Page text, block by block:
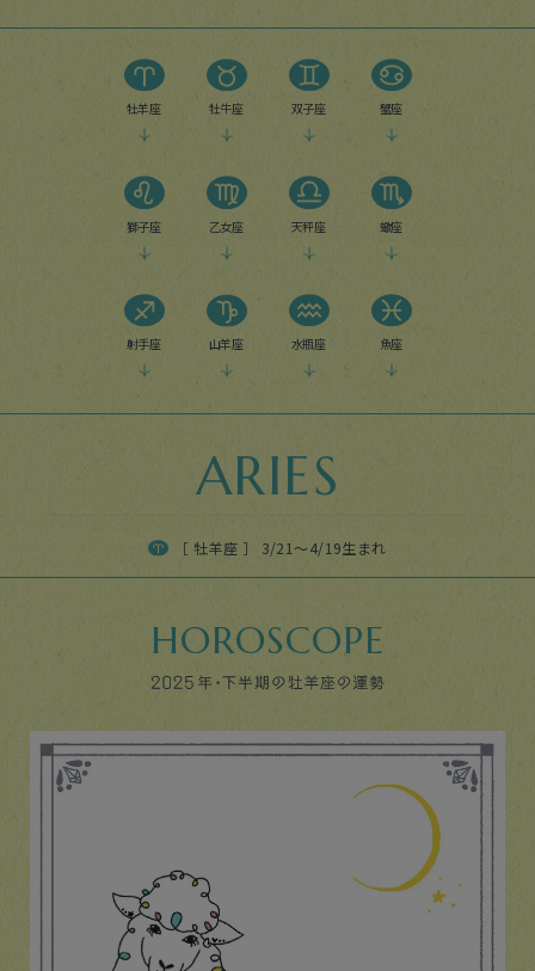
牡羊座 牡牛座 双子座 蟹座
獅子座 乙女座 天秤座 蠍座
射手座 山羊座 水瓶座 魚座
ARIES
［ 牡羊座 ］ 3/21〜4/19生まれ
HOROSCOPE